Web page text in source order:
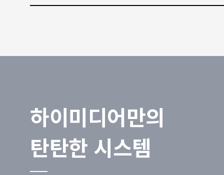
하이미디어만의
탄탄한 시스템